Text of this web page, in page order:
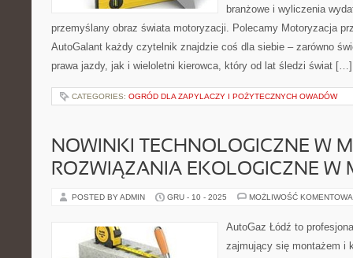
branżowe i wyliczenia
przemyślany obraz świata motoryzacji. Polecamy Motoryzacja
AutoGalant każdy czytelnik znajdzie coś dla siebie – zarówno
prawa jazdy, jak i wieloletni kierowca, który od lat śledzi świat […]
CATEGORIES: OGRÓD DLA ZAPYLACZY I POŻYTECZNYCH OWADÓW
NOWINKI TECHNOLOGICZNE W
ROZWIĄZANIA EKOLOGICZNE W
POSTED BY ADMIN GRU - 10 - 2025 MOŻLIWOŚĆ
AutoGaz Łódź to
zajmujący się montażem i